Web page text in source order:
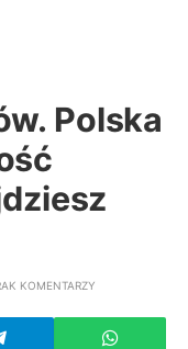
Polska
KOMENTARZY